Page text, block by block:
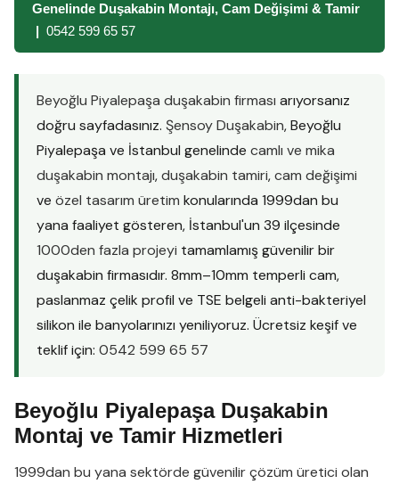
Genelinde Duşakabin Montajı, Cam Değişimi & Tamir
| 0542 599 65 57
Beyoğlu Piyalepaşa duşakabin firması arıyorsanız
doğru sayfadasınız. Şensoy Duşakabin, Beyoğlu
Piyalepaşa ve İstanbul genelinde camlı ve mika
duşakabin montajı,duşakabin tamiri,cam değişimi
ve özel tasarım üretim konularında 1999dan bu
yana faaliyet gösteren, İstanbul'un 39 ilçesinde
1000den fazla projeyi tamamlamış güvenilir bir
duşakabin firmasıdır. 8mm–10mm temperli cam,
paslanmaz çelik profil ve TSE belgeli anti-bakteriyel
silikon ile banyolarınızı yeniliyoruz. Ücretsiz keşif ve
teklif için: 0542 599 65 57
Beyoğlu Piyalepaşa Duşakabin
Montaj ve Tamir Hizmetleri
1999dan bu yana sektörde güvenilir çözüm üretici olan